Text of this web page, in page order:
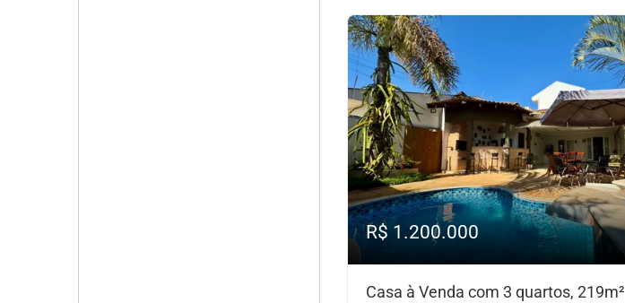
R$ 1.200.000
Casa à Venda com 3 quartos, 219m²